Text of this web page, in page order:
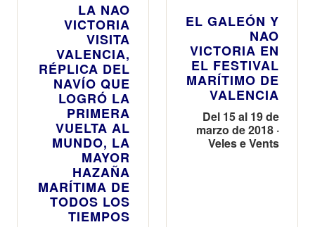
LA NAO
VICTORIA
VISITA
VALENCIA,
RÉPLICA DEL
NAVÍO QUE
LOGRÓ LA
PRIMERA
VUELTA AL
MUNDO, LA
MAYOR
HAZAÑA
MARÍTIMA DE
TODOS LOS
TIEMPOS
EL GALEÓN Y
NAO
VICTORIA EN
EL FESTIVAL
MARÍTIMO DE
VALENCIA
Del 15 al 19 de
marzo de 2018 ·
Veles e Vents